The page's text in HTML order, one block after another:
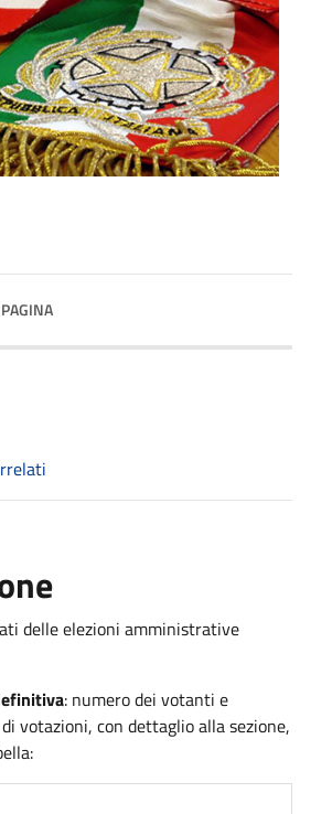
delle elezioni amministrative
: numero dei votanti e
votazioni, con dettaglio alla sezione,